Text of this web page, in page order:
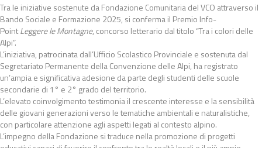
Tra le iniziative sostenute da Fondazione Comunitaria del VCO attraverso il
Bando Sociale e Formazione 2025, si conferma il Premio Info-
PointLeggere le Montagne, concorso letterario dal titolo “Tra i colori delle
Alpi”.
L’iniziativa, patrocinata dall’Ufficio Scolastico Provinciale e sostenuta dal
Segretariato Permanente della Convenzione delle Alpi, ha registrato
un’ampia e significativa adesione da parte degli studenti delle scuole
secondarie di 1° e 2° grado del territorio.
L’elevato coinvolgimento testimonia il crescente interesse e la sensibilità
delle giovani generazioni verso le tematiche ambientali e naturalistiche,
con particolare attenzione agli aspetti legati al contesto alpino.
L’impegno della Fondazione si traduce nella promozione di progetti